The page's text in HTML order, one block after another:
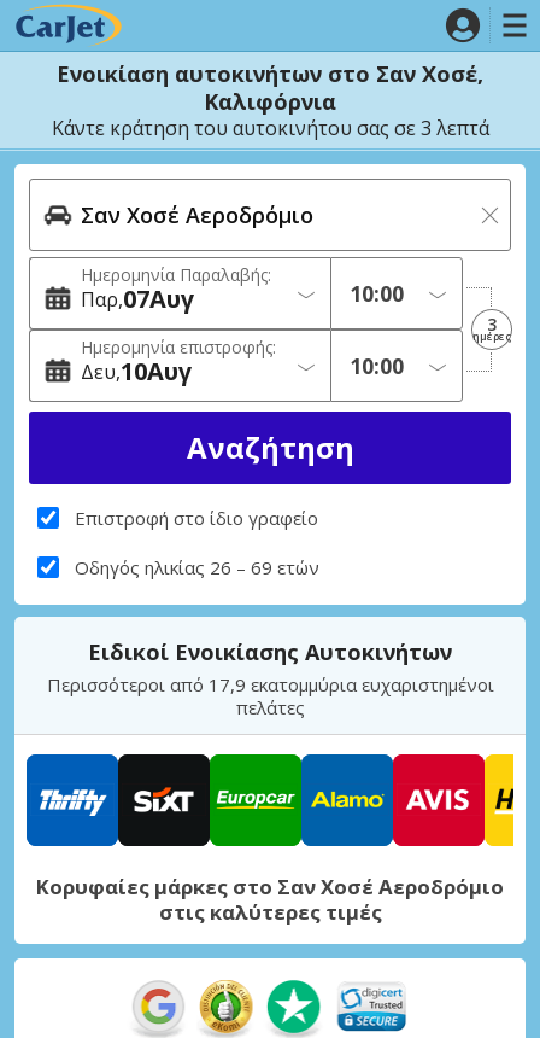
Ενοικίαση αυτοκινήτων στο Σαν Χοσέ,
Καλιφόρνια
Κάντε κράτηση του αυτοκινήτου σας σε 3 λεπτά
Ημερομηνία Παραλαβής:
Παρ 07Αυγ
Ημερομηνία επιστροφής:
Δευ 10Αυγ
3
ημέρες
Επιστροφή στο ίδιο γραφείο
Οδηγός ηλικίας 26 – 69 ετών
Ειδικοί Ενοικίασης Αυτοκινήτων
Περισσότεροι από 17,9 εκατομμύρια ευχαριστημένοι
πελάτες
Κορυφαίες μάρκες στο Σαν Χοσέ Αεροδρόμιο
στις καλύτερες τιμές